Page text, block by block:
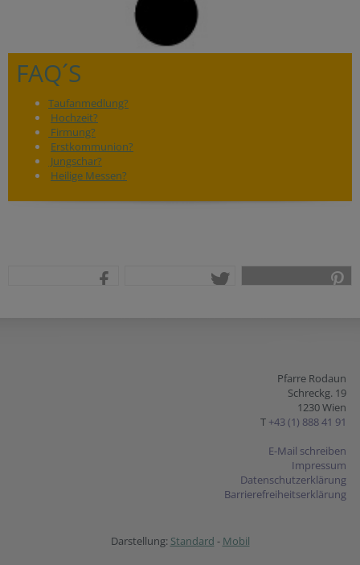
FAQ´S
Taufanmedlung?
Hochzeit?
Firmung?
Erstkommunion?
Jungschar?
Heilige Messen?
Pfarre Rodaun
Schreckg. 19
1230 Wien
T +43 (1) 888 41 91
E-Mail schreiben
Impressum
Datenschutzerklärung
Barrierefreiheitserklärung
Darstellung: Standard - Mobil